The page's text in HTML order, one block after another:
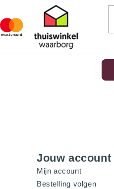
Jouw account
Mijn account
Bestelling volgen